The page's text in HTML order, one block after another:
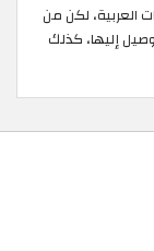
العربية، لكن من
إليها، كذلك